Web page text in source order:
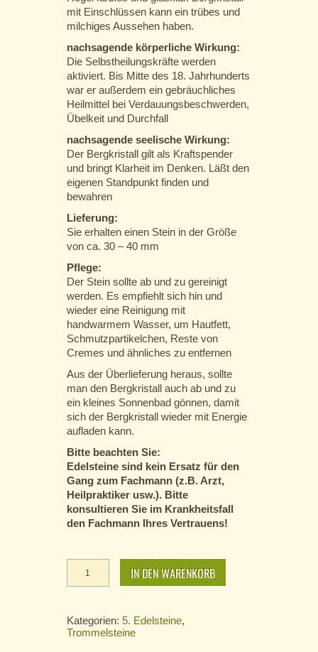
mit Einschlüssen kann ein trübes und
milchiges Aussehen haben.
nachsagende körperliche Wirkung:
Die Selbstheilungskräfte werden
aktiviert. Bis Mitte des 18. Jahrhunderts
war er außerdem ein gebräuchliches
Heilmittel bei Verdauungsbeschwerden,
Übelkeit und Durchfall
nachsagende seelische Wirkung:
Der Bergkristall gilt als Kraftspender
und bringt Klarheit im Denken. Läßt den
eigenen Standpunkt finden und
bewahren
Lieferung:
Sie erhalten einen Stein in der Größe
von ca. 30 – 40 mm
Pflege:
Der Stein sollte ab und zu gereinigt
werden. Es empfiehlt sich hin und
wieder eine Reinigung mit
handwarmem Wasser, um Hautfett,
Schmutzpartikelchen, Reste von
Cremes und ähnliches zu entfernen
Aus der Überlieferung heraus, sollte
man den Bergkristall auch ab und zu
ein kleines Sonnenbad gönnen, damit
sich der Bergkristall wieder mit Energie
aufladen kann.
Bitte beachten Sie:
Edelsteine sind kein Ersatz für den
Gang zum Fachmann (z.B. Arzt,
Heilpraktiker usw.). Bitte
konsultieren Sie im Krankheitsfall
den Fachmann Ihres Vertrauens!
Menge
IN DEN WARENKORB
Kategorien: 5. Edelsteine,
Trommelsteine